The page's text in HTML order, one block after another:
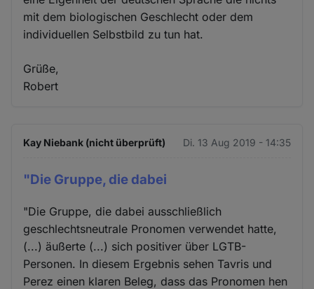
mit dem biologischen Geschlecht oder dem
individuellen Selbstbild zu tun hat.
Grüße,
Robert
Kay Niebank (nicht überprüft) Di. 13 Aug 2019 - 14:35
"Die Gruppe, die dabei
"Die Gruppe, die dabei ausschließlich
geschlechtsneutrale Pronomen verwendet hatte,
(...) äußerte (...) sich positiver über LGTB-
Personen. In diesem Ergebnis sehen Tavris und
Perez einen klaren Beleg, dass das Pronomen hen